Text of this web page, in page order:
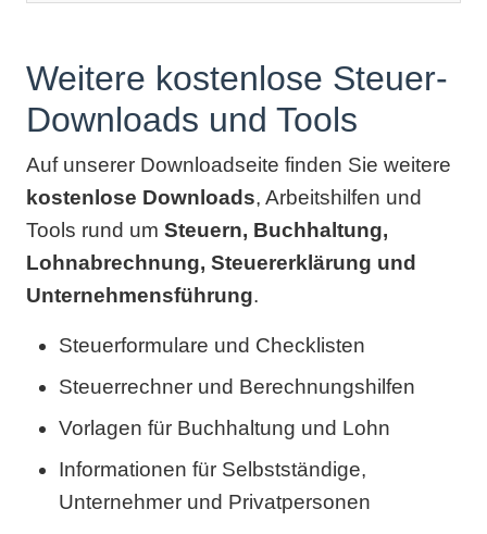
Weitere kostenlose Steuer-
Downloads und Tools
Auf unserer Downloadseite finden Sie weitere
kostenlose Downloads, Arbeitshilfen und
Tools rund um Steuern, Buchhaltung,
Lohnabrechnung, Steuererklärung und
Unternehmensführung.
Steuerformulare und Checklisten
Steuerrechner und Berechnungshilfen
Vorlagen für Buchhaltung und Lohn
Informationen für Selbstständige,
Unternehmer und Privatpersonen